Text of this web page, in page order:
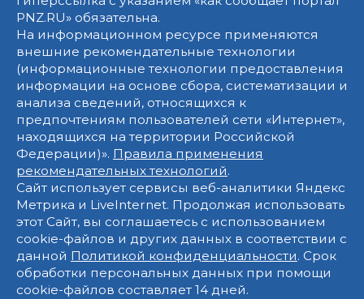
PNZ.RU» обязательна.
На информационном ресурсе применяются
внешние рекомендательные технологии
(информационные технологии предоставления
информации на основе сбора, систематизации и
анализа сведений, относящихся к
предпочтениям пользователей сети «Интернет»,
находящихся на территории Российской
Федерации)». Правила применения
рекомендательных технологий.
Сайт использует сервисы веб-аналитики Яндекс
Метрика и LiveInternet. Продолжая использовать
этот Сайт, вы соглашаетесь с использованием
cookie-файлов и других данных в соответствии с
данной Политикой конфиденциальности. Срок
обработки персональных данных при помощи
cookie-файлов составляет 14 дней.